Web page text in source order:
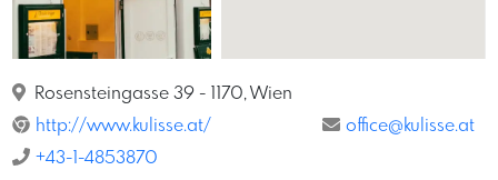
Rosensteingasse 39 - 1170, Wien
http://www.kulisse.at/
office@kulisse.at
+43-1-4853870